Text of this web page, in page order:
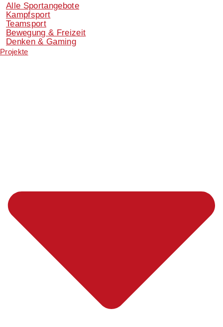
Alle Sportangebote
Kampfsport
Teamsport
Bewegung & Freizeit
Denken & Gaming
Projekte